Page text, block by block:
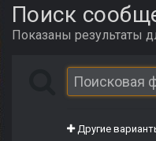
Поиск
Показаны результаты
Другие